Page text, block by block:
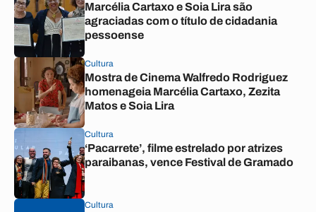
Marcélia Cartaxo e Soia Lira são
agraciadas com o título de cidadania
pessoense
Cultura
Mostra de Cinema Walfredo Rodriguez
homenageia Marcélia Cartaxo, Zezita
Matos e Soia Lira
Cultura
‘Pacarrete’, filme estrelado por atrizes
paraibanas, vence Festival de Gramado
Cultura